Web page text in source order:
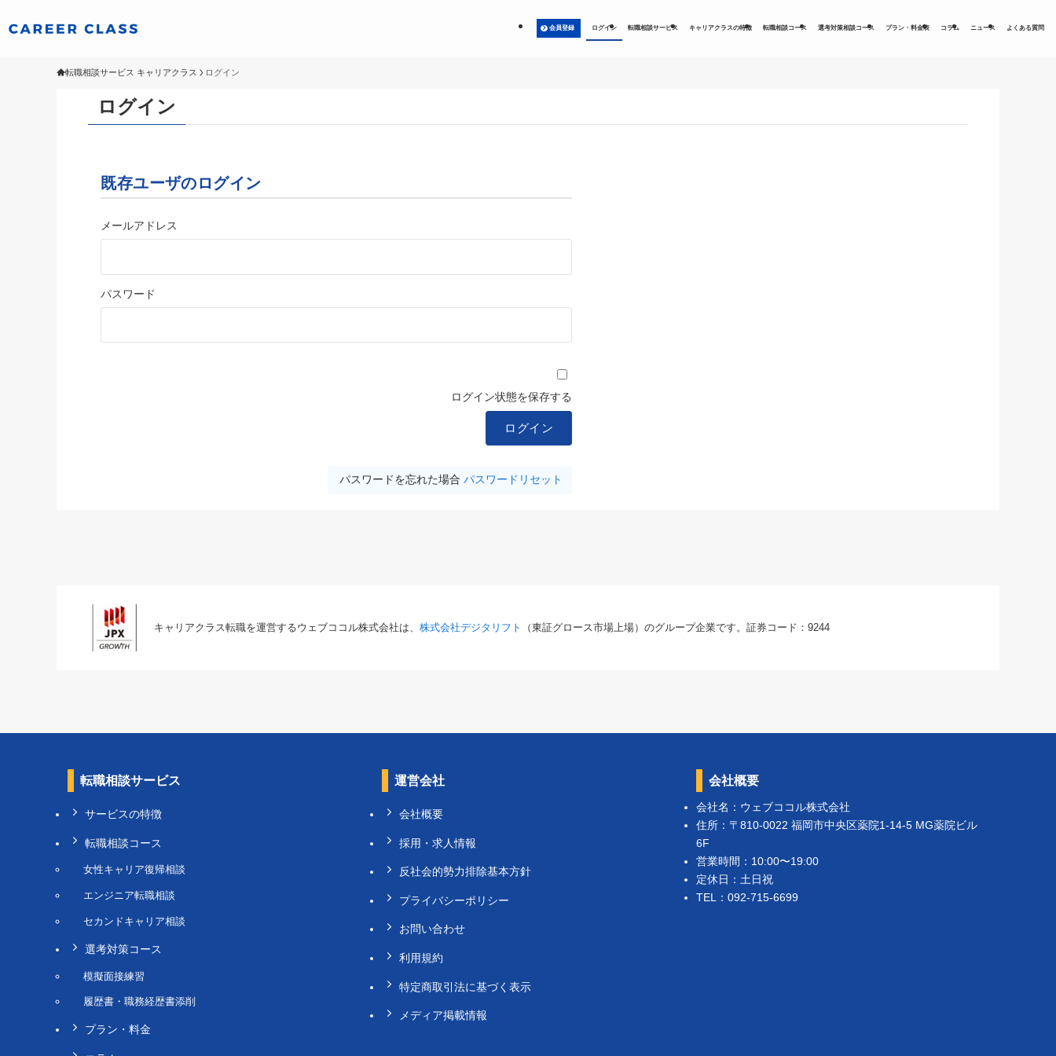
会員登録 ログイン 転職相談サービス キャリアクラスの特徴 転職相談コース 選考対策相談コース プラン・料金表 コラム ニュース よくある質問
転職相談サービス キャリアクラス ログイン
ログイン
既存ユーザのログイン
メールアドレス
パスワード
ログイン状態を保存する
パスワードを忘れた場合パスワードリセット
キャリアクラス転職を運営するウェブココル株式会社は、 株式会社デジタリフト （東証グロース市場上場）のグループ企業です。証券コード：9244
転職相談サービス
サービスの特徴
転職相談コース
女性キャリア復帰相談
エンジニア転職相談
セカンドキャリア相談
選考対策コース
模擬面接練習
履歴書・職務経歴書添削
プラン・料金
運営会社
会社概要
採用・求人情報
反社会的勢力排除基本方針
プライバシーポリシー
お問い合わせ
利用規約
特定商取引法に基づく表示
メディア掲載情報
会社概要
会社名： ウェブココル株式会社
住所：〒810-0022 福岡市中央区薬院1-14-5 MG薬院ビル
6F
営業時間：10:00〜19:00
定休日：土日祝
TEL：092-715-6699